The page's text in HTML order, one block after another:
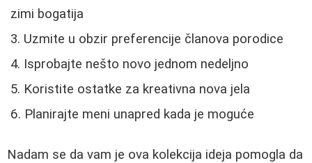
zimi bogatija
Uzmite u obzir preferencije članova porodice
Isprobajte nešto novo jednom nedeljno
Koristite ostatke za kreativna nova jela
Planirajte meni unapred kada je moguće
Nadam se da vam je ova kolekcija ideja pomogla da